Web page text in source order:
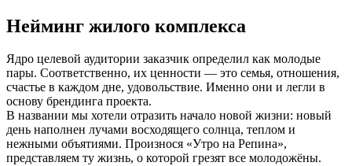
Нейминг жилого комплекса
Ядро целевой аудитории заказчик определил как молодые
пары. Соответственно, их ценности — это семья, отношения,
счастье в каждом дне, удовольствие. Именно они и легли в
основу брендинга проекта.
В названии мы хотели отразить начало новой жизни: новый
день наполнен лучами восходящего солнца, теплом и
нежными объятиями. Произнося «Утро на Репина»,
представляем ту жизнь, о которой грезят все молодожёны.